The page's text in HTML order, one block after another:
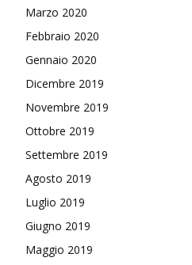
Marzo 2020
Febbraio 2020
Gennaio 2020
Dicembre 2019
Novembre 2019
Ottobre 2019
Settembre 2019
Agosto 2019
Luglio 2019
Giugno 2019
Maggio 2019